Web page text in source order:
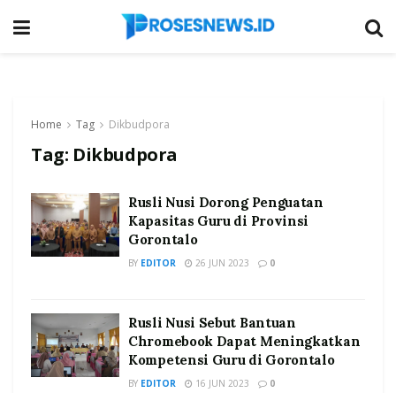
Home Tag Dikbudpora
Tag: Dikbudpora
Rusli Nusi Dorong Penguatan
Kapasitas Guru di Provinsi
Gorontalo
BY EDITOR 26 JUN 2023 0
Rusli Nusi Sebut Bantuan
Chromebook Dapat Meningkatkan
Kompetensi Guru di Gorontalo
BY EDITOR 16 JUN 2023 0